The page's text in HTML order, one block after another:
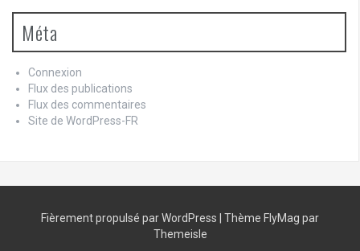
Méta
Connexion
Flux des publications
Flux des commentaires
Site de WordPress-FR
Fièrement propulsé par WordPress Thème FlyMag par
Themeisle